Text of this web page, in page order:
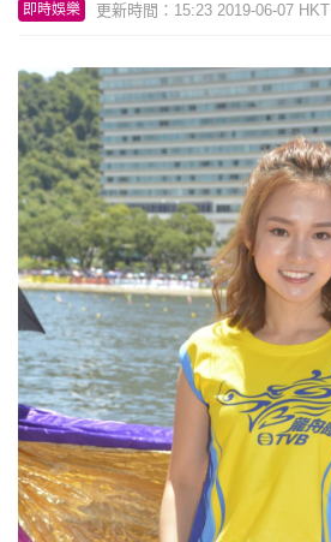
即時娛樂 更新時間：15:23 2019-06-07 HKT